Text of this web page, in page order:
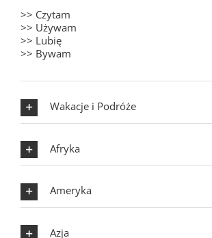
>> Czytam
>> Używam
>> Lubię
>> Bywam
Wakacje i Podróże
Afryka
Ameryka
Azja